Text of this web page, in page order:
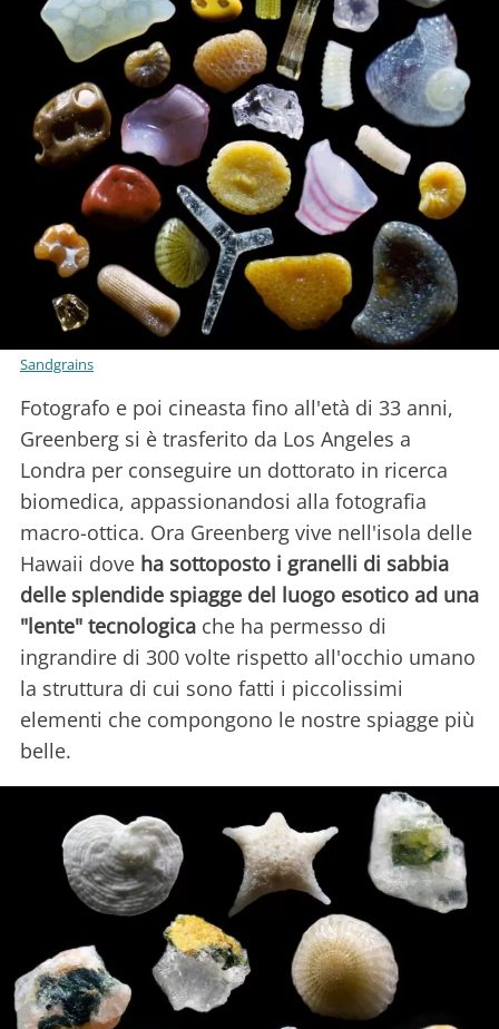
Sandgrains
Fotografo e poi cineasta fino all'età di 33 anni,
Greenberg si è trasferito da Los Angeles a
Londra per conseguire un dottorato in ricerca
biomedica, appassionandosi alla fotografia
macro-ottica. Ora Greenberg vive nell'isola delle
Hawaii dove ha sottoposto i granelli di sabbia
delle splendide spiagge del luogo esotico ad una
"lente" tecnologica che ha permesso di
ingrandire di 300 volte rispetto all'occhio umano
la struttura di cui sono fatti i piccolissimi
elementi che compongono le nostre spiagge più
belle.